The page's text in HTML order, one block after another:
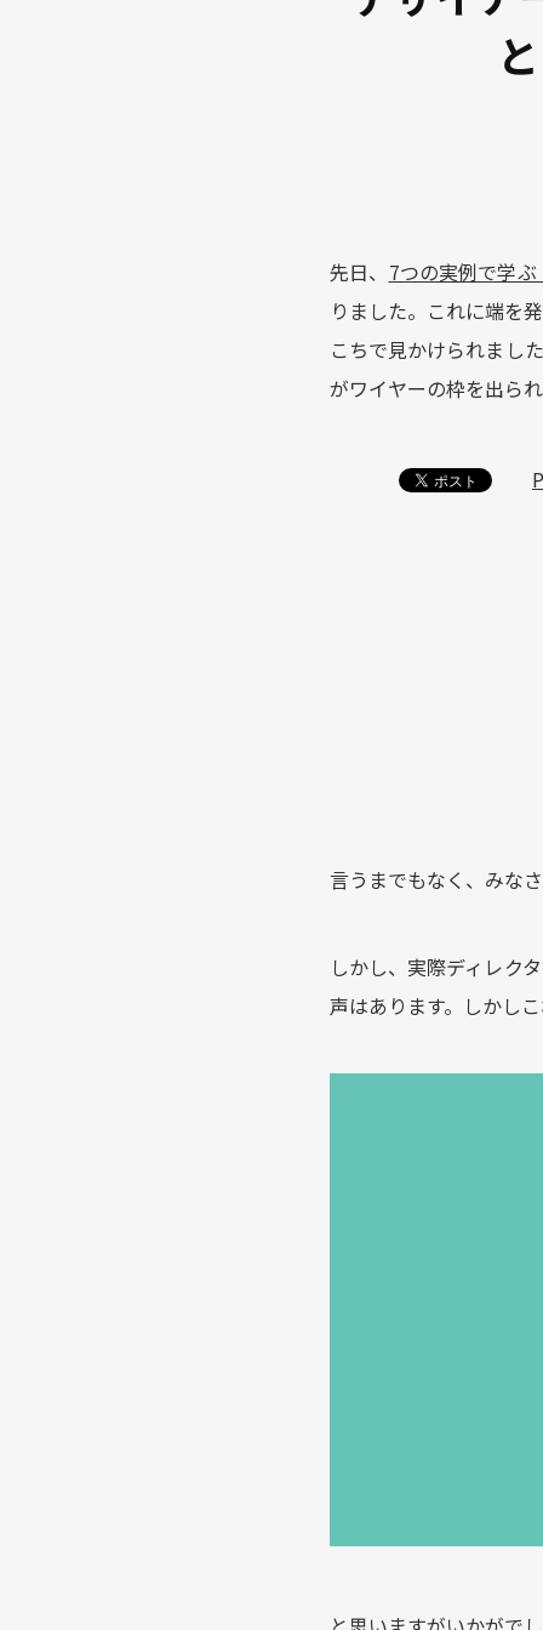
先日、 7つの実例で学
りました。これに端を
こちで見かけられまし
がワイヤーの枠を出ら
言うまでもなく、みな
しかし、実際ディレク
声はあります。しかし